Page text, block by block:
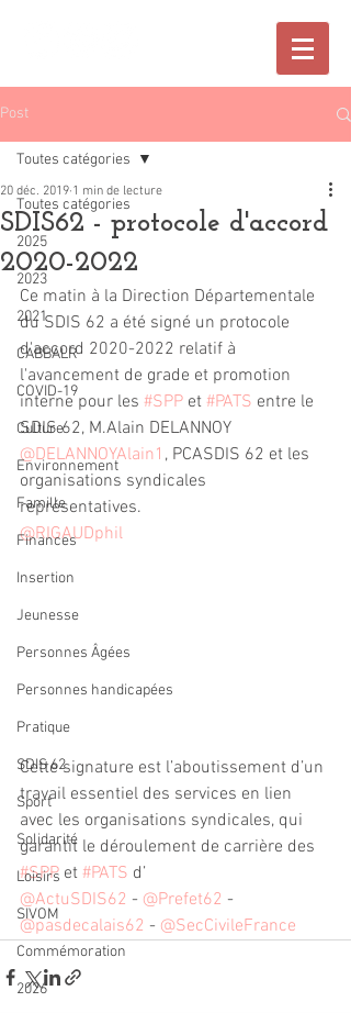
Post
Toutes catégories
2025
2023
2021
CABBALR
COVID-19
Culture
Environnement
Famille
Finances
Insertion
Jeunesse
Personnes Âgées
Personnes handicapées
Pratique
SDIS 62
Sport
Solidarité
Loisirs
SIVOM
Commémoration
2026
Toutes catégories
SDIS62 - protocole d'accord
2020-2022
20 déc. 2019 1 min de lecture
Ce matin à la Direction Départementale
du SDIS 62 a été signé un protocole
d'accord 2020-2022 relatif à
l'avancement de grade et promotion
interne pour les #SPP et #PATS entre le
SDIS 62, M.Alain DELANNOY
@DELANNOYAlain1 , PCASDIS 62 et les
organisations syndicales
représentatives.
@RIGAUDphil
Cette signature est l’aboutissement d’un
travail essentiel des services en lien
avec les organisations syndicales, qui
garantit le déroulement de carrière des
#SPP et #PATS d’
@ActuSDIS62 - @Prefet62 -
@pasdecalais62 - @SecCivileFrance